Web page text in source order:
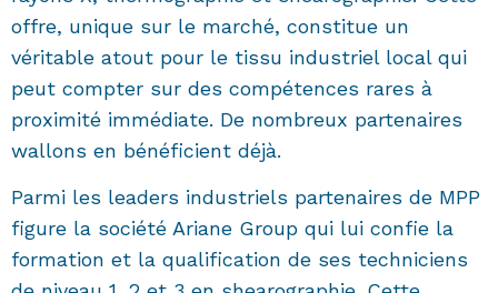
offre, unique sur le marché, constitue un
véritable atout pour le tissu industriel local qui
peut compter sur des compétences rares à
proximité immédiate. De nombreux partenaires
wallons en bénéficient déjà.
Parmi les leaders industriels partenaires de MPP
figure la société Ariane Group qui lui confie la
formation et la qualification de ses techniciens